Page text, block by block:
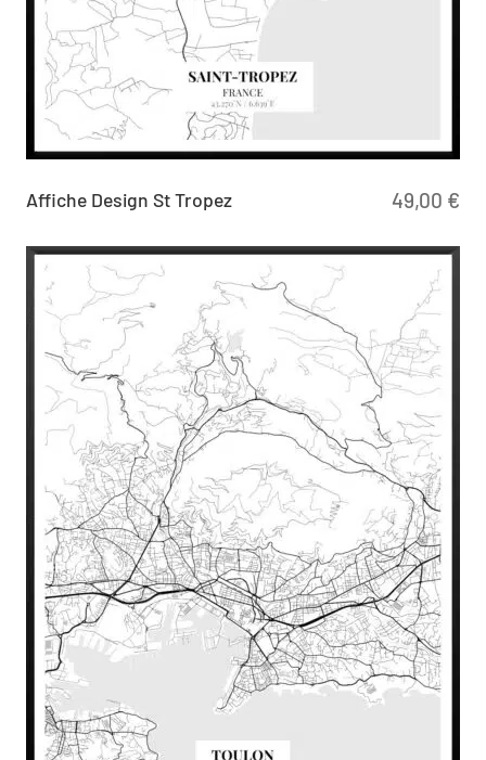
49,00 €
Affiche Design St Tropez